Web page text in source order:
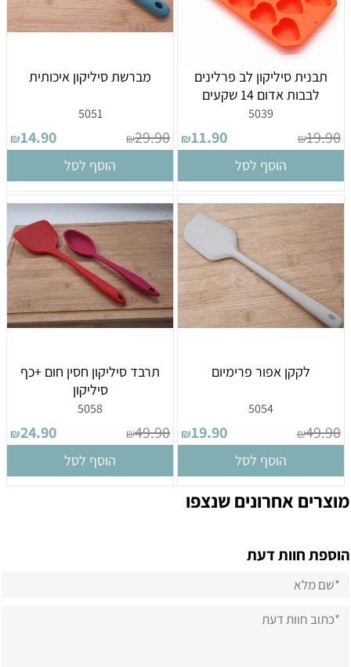
תבנית סיליקון לב פרלינים
לבבות אדום 14 שקעים
5039
₪19.90
₪11.90
הוסף לסל
מברשת סיליקון איכותית
5051
₪29.90
₪14.90
הוסף לסל
לקקן אפור פרימיום
5054
₪49.90
₪19.90
הוסף לסל
תרבד סיליקון חסין חום +כף
סיליקון
5058
₪49.90
₪24.90
הוסף לסל
מוצרים אחרונים שנצפו
הוספת חוות דעת